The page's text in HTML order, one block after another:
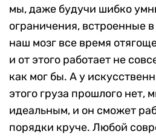
мы, даже будучи шибко
ограничения, встроенные
наш мозг все время
и от этого работает не
как мог бы. А у
этого груза прошлого нет,
идеальным, и он сможет
порядки круче. Любой